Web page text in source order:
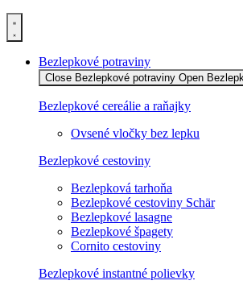
Bezlepkové potraviny
Close Bezlepkové potraviny Open
Bezlepkové cereálie a raňajky
Ovsené vločky bez lepku
Bezlepkové cestoviny
Bezlepková tarhoňa
Bezlepkové cestoviny Schär
Bezlepkové lasagne
Bezlepkové špagety
Cornito cestoviny
Bezlepkové instantné polievky